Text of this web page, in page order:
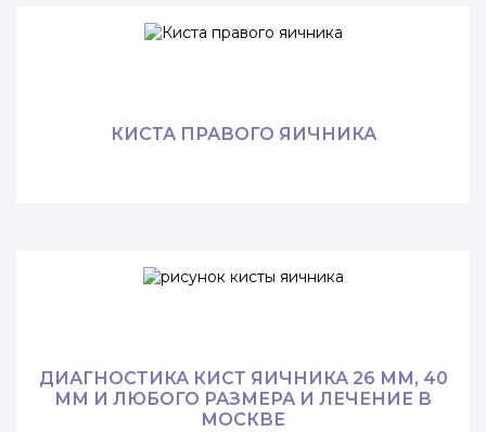
КИСТА ПРАВОГО ЯИЧНИКА
ДИАГНОСТИКА КИСТ ЯИЧНИКА 26 ММ, 40
ММ И ЛЮБОГО РАЗМЕРА И ЛЕЧЕНИЕ В
МОСКВЕ